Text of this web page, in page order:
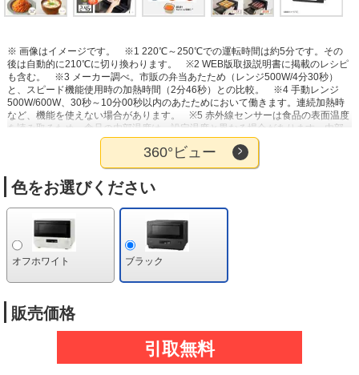
※ 画像はイメージです。
※1 220℃～250℃での運転時間は約5分です。その
後は自動的に210℃に切り換わります。
※2 WEB版取扱説明書に掲載のレシピ
も含む。
※3 メーカー調べ。市販の弁当あたため（レンジ500W/4分30秒）
と、スピード機能使用時の加熱時間（2分46秒）との比較。
※4 手動レンジ
500W/600W、30秒～10分00秒以内のあたためにおいて働きます。連続加熱時
など、機能を使えない場合があります。
※5 赤外線センサーは食品の表面温度
を読み取るため、食品の内部温度は、設定温度と異なる場合があります。内部
の温度は、食品の種類や厚みなどによって設定温度より高くなったり、低くな
※6 「自動」を選んでから「決定」を2回押し、
ダイヤルで温度を設定します。
※7 加熱後かき混ぜて、温度を確認してくださ
い。
360°ビュー
色をお選びください
オフホワイト ブラック
販売価格
引取無料